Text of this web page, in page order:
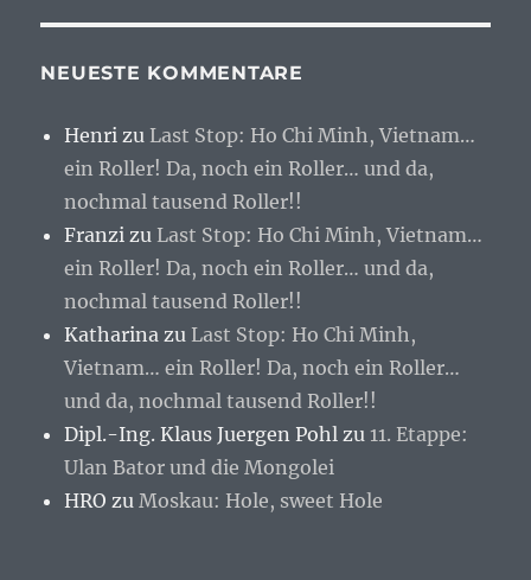
NEUESTE KOMMENTARE
Henri zu Last Stop: Ho Chi Minh, Vietnam…
ein Roller! Da, noch ein Roller… und da,
nochmal tausend Roller!!
Franzi zu Last Stop: Ho Chi Minh, Vietnam…
ein Roller! Da, noch ein Roller… und da,
nochmal tausend Roller!!
Katharina zu Last Stop: Ho Chi Minh,
Vietnam… ein Roller! Da, noch ein Roller…
und da, nochmal tausend Roller!!
Dipl.-Ing. Klaus Juergen Pohl zu11. Etappe:
Ulan Bator und die Mongolei
HRO zu Moskau: Hole, sweet Hole